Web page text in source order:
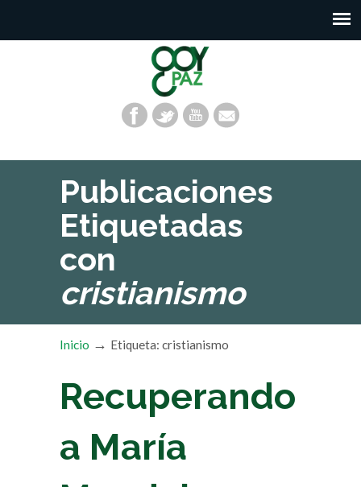
Publicaciones
Etiquetadas
con
cristianismo
Inicio → Etiqueta: cristianismo
Recuperando
a María